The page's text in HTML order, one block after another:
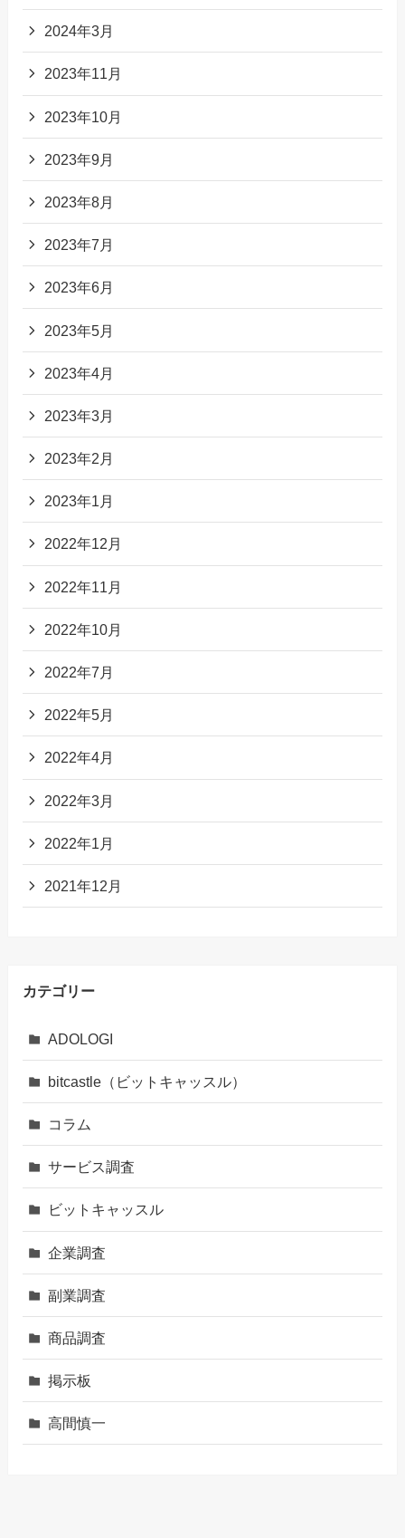
2024年3月
2023年11月
2023年10月
2023年9月
2023年8月
2023年7月
2023年6月
2023年5月
2023年4月
2023年3月
2023年2月
2023年1月
2022年12月
2022年11月
2022年10月
2022年7月
2022年5月
2022年4月
2022年3月
2022年1月
2021年12月
カテゴリー
ADOLOGI
bitcastle（ビットキャッスル）
コラム
サービス調査
ビットキャッスル
企業調査
副業調査
商品調査
掲示板
高間慎一